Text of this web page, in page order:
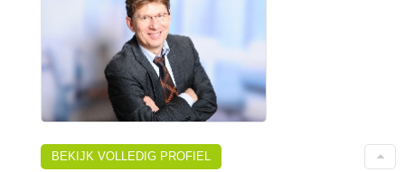
BEKIJK VOLLEDIG PROFIEL